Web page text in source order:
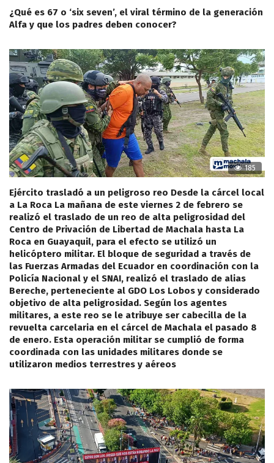
¿Qué es 67 o ‘six seven’, el viral término de la generación
Alfa y que los padres deben conocer?
185
Ejército trasladó a un peligroso reo Desde la cárcel local
a La Roca La mañana de este viernes 2 de febrero se
realizó el traslado de un reo de alta peligrosidad del
Centro de Privación de Libertad de Machala hasta La
Roca en Guayaquil, para el efecto se utilizó un
helicóptero militar. El bloque de seguridad a través de
las Fuerzas Armadas del Ecuador en coordinación con la
Policía Nacional y el SNAI, realizó el traslado de alias
Bereche, perteneciente al GDO Los Lobos y considerado
objetivo de alta peligrosidad. Según los agentes
militares, a este reo se le atribuye ser cabecilla de la
revuelta carcelaria en el cárcel de Machala el pasado 8
de enero. Esta operación militar se cumplió de forma
coordinada con las unidades militares donde se
utilizaron medios terrestres y aéreos